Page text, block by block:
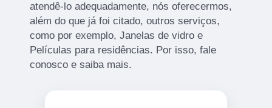
atendê-lo adequadamente, nós oferecermos,
além do que já foi citado, outros serviços,
como por exemplo, Janelas de vidro e
Películas para residências. Por isso, fale
conosco e saiba mais.